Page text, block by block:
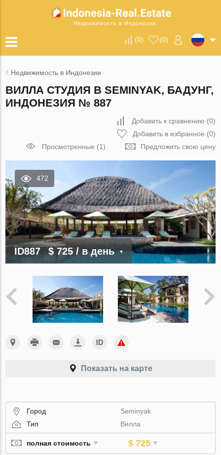
Недвижимость в Индонезии
(0) (0)
Недвижимость в Индонезии
ВИЛЛА СТУДИЯ В SEMINYAK, БАДУНГ,
ИНДОНЕЗИЯ № 887
Добавить к сравнению (0)
Добавить в избранное (0)
Просмотренные (1)
Предложить свою цену
472
ID887 $ 725/ в день
Показать на карте
Город
Seminyak
Тип
Вилла
полная стоимость $ 725